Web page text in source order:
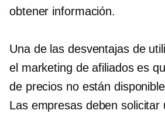
obtener información.
Una de las desventajas de
el marketing de afiliados es
de precios no están
Las empresas deben solicitar